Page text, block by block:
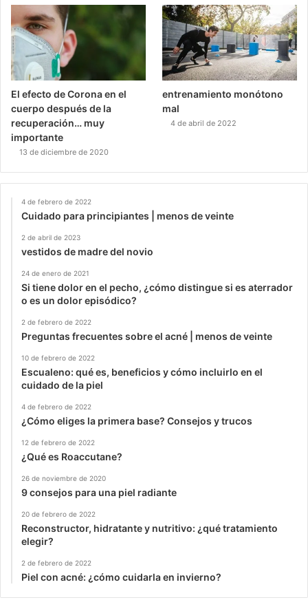
El efecto de Corona en el
cuerpo después de la
recuperación… muy
importante
13 de diciembre de 2020
entrenamiento monótono
mal
4 de abril de 2022
4 de febrero de 2022
Cuidado para principiantes | menos de veinte
2 de abril de 2023
vestidos de madre del novio
24 de enero de 2021
Si tiene dolor en el pecho, ¿cómo distingue si es aterrador
o es un dolor episódico?
2 de febrero de 2022
Preguntas frecuentes sobre el acné | menos de veinte
10 de febrero de 2022
Escualeno: qué es, beneficios y cómo incluirlo en el
cuidado de la piel
4 de febrero de 2022
¿Cómo eliges la primera base? Consejos y trucos
12 de febrero de 2022
¿Qué es Roaccutane?
26 de noviembre de 2020
9 consejos para una piel radiante
20 de febrero de 2022
Reconstructor, hidratante y nutritivo: ¿qué tratamiento
elegir?
2 de febrero de 2022
Piel con acné: ¿cómo cuidarla en invierno?